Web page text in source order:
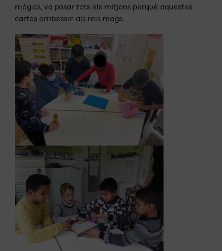
màgics, va posar tots els mitjans perquè aquestes
cartes arribessin als reis mags.